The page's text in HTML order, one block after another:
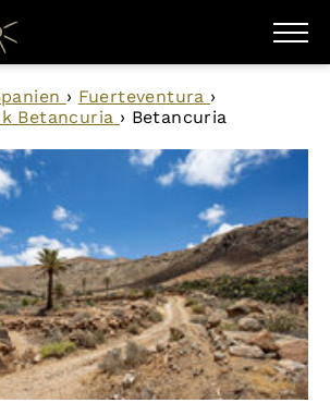
› Fuerteventura ›
Betancuria › Betancuria